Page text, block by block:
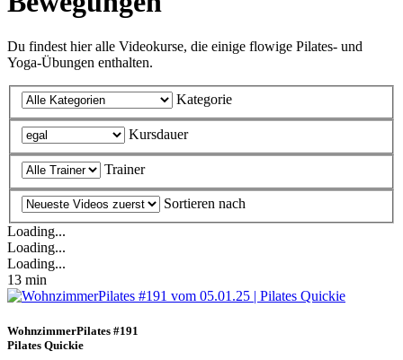
Du findest hier alle Videokurse, die einige flowige Pilates- und
Yoga-Übungen enthalten.
Kategorie
Kursdauer
Trainer
Sortieren nach
Loading...
Loading...
Loading...
13 min
WohnzimmerPilates #191
Pilates Quickie